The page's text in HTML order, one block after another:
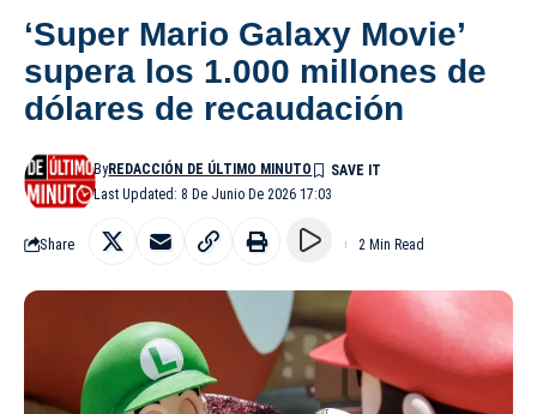
‘Super Mario Galaxy Movie’
supera los 1.000 millones de
dólares de recaudación
Last Updated: 8 De Junio De 2026 17:03
ByREDACCIÓN DE ÚLTIMO MINUTO
Share 2 Min Read